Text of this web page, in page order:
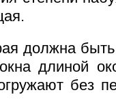
должна
длиной
без